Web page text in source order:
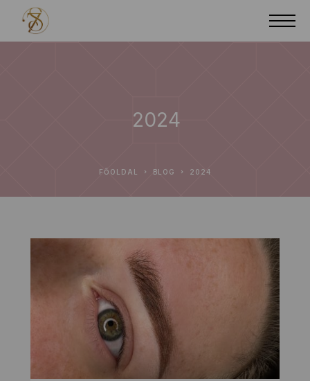
2024
FŐOLDAL BLOG 2024